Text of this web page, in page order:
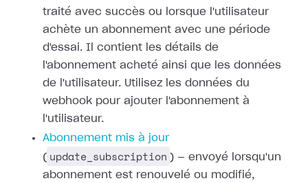
traité avec succès ou
lorsque l'utilisateur
achète un abonnement avec une période
d'essai. Il contient les détails de
l'abonnement acheté ainsi que les données
de l'utilisateur. Utilisez les données du
webhook pour ajouter l'abonnement à
l'utilisateur.
Abonnement mis à jour
( update_subscription ) — envoyé lorsqu'un
abonnement est renouvelé ou modifié,